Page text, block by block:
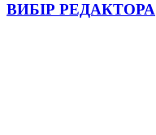
ВИБІР РЕДАКТОРА